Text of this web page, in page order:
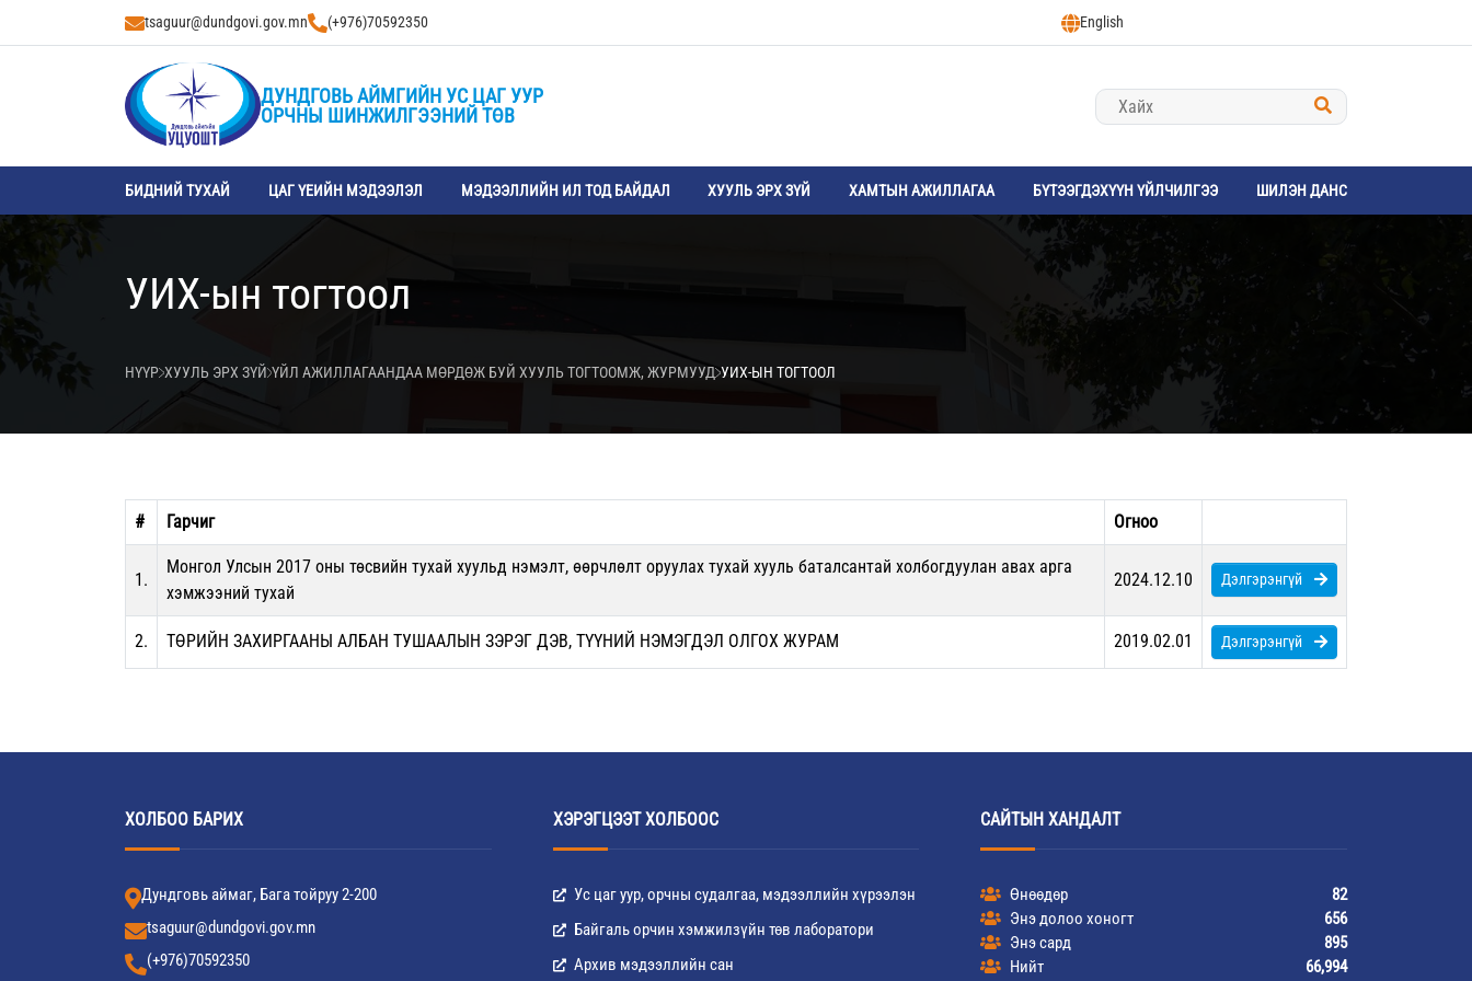
tsaguur@dundgovi.gov.mn (+976)70592350 English
ДУНДГОВЬ АЙМГИЙН УС ЦАГ УУР
ОРЧНЫ ШИНЖИЛГЭЭНИЙ ТӨВ
БИДНИЙ ТУХАЙ ЦАГ ҮЕИЙН МЭДЭЭЛЭЛ МЭДЭЭЛЛИЙН ИЛ ТОД БАЙДАЛ ХУУЛЬ ЭРХ ЗҮЙ ХАМТЫН АЖИЛЛАГАА БҮТЭЭГДЭХҮҮН ҮЙЛЧИЛГЭЭ ШИЛЭН ДАНС
УИХ-ын тогтоол
НҮҮР ХУУЛЬ ЭРХ ЗҮЙ ҮЙЛ АЖИЛЛАГААНДАА МӨРДӨЖ БУЙ ХУУЛЬ ТОГТООМЖ, ЖУРМУУД УИХ-ЫН ТОГТООЛ
# Гарчиг Огноо
1.
Монгол Улсын 2017 оны төсвийн тухай хуульд нэмэлт, өөрчлөлт оруулах тухай хууль баталсантай холбогдуулан авах арга
хэмжээний тухай
2024.12.10 Дэлгэрэнгүй
2. ТӨРИЙН ЗАХИРГААНЫ АЛБАН ТУШААЛЫН ЗЭРЭГ ДЭВ, ТҮҮНИЙ НЭМЭГДЭЛ ОЛГОХ ЖУРАМ 2019.02.01 Дэлгэрэнгүй
ХОЛБОО БАРИХ
Дундговь аймаг, Бага тойруу 2-200
tsaguur@dundgovi.gov.mn
(+976)70592350
ХЭРЭГЦЭЭТ ХОЛБООС
Ус цаг уур, орчны судалгаа, мэдээллийн хүрээлэн
Байгаль орчин хэмжилзүйн төв лаборатори
Архив мэдээллийн сан
САЙТЫН ХАНДАЛТ
Өнөөдөр
82
Энэ долоо хоногт
656
Энэ сард
895
Нийт
66,994